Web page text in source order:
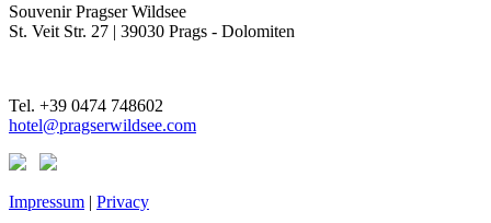
Souvenir Pragser Wildsee
St. Veit Str. 27 | 39030 Prags - Dolomiten
Tel. +39 0474 748602
hotel@pragserwildsee.com
Impressum | Privacy